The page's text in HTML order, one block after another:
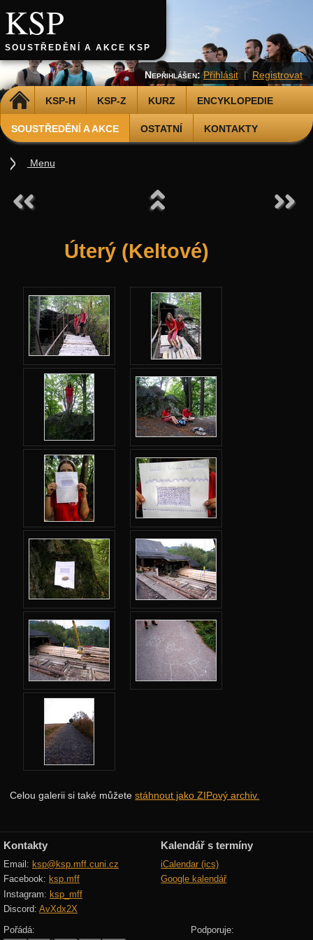
KSP
SOUSTŘEDĚNÍ A AKCE KSP
DOMŮ KSP-H KSP-Z KURZ ENCYKLOPEDIE
SOUSTŘEDĚNÍ A AKCE OSTATNÍ KONTAKTY
Nepřihlášen: Přihlásit | Registrovat
Úterý (Keltové)
Celou galerii si také můžetestáhnout jako ZIPový archiv.
Menu
Podzimní 2026
Podzimní 2025
Podzimní 2024
Jarní 2024
Podzimní 2023
Jarní 2023
Podzimní 2022
Jarní 2022
Podzimní 2021
Jarní 2021
Podzimní 2020
Jarní 2020
Podzimní 2019
Jarní 2019
Podzimní 2018
Jarní 2018
Podzimní 2017
Jarní 2017
Podzimní 2016
Podzimní 2015
Jarní 2015
Jarní 2014
Jarní 2013
Podzimní 2012
Jarní 2012
Kontakty
Email: ksp@ksp.mff.cuni.cz
Facebook: ksp.mff
Instagram: ksp_mff
Discord: AvXdx2X
Kalendář s termíny
iCalendar (ics)
Google kalendář
Pořádá: Podporuje: